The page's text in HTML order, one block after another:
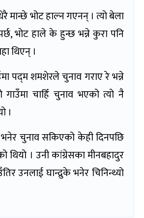
मान्छे भोट हाल्न गएनन् । त्यो बेला
भोट हाले के हुन्छ भन्ने कुरा पनि
थिएन् ।
पद्‍म शमशेरले चुनाव गराए रे भन्ने
गाउँमा चाहिँ चुनाव भएको त्यो नै
।
भनेर चुनाव सकिएको केही दिनपछि
थियो । उनी कांग्रेसका मीनबहादुर
उनलाई घान्द्रुके भनेर चिनिन्थ्यो